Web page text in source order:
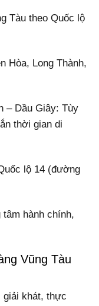
Tàu theo Quốc lộ
Hòa, Long Thành,
– Dầu Giây: Tùy
thời gian di
lộ 14 (đường
hành chính,
Vũng Tàu
giải khát, thực